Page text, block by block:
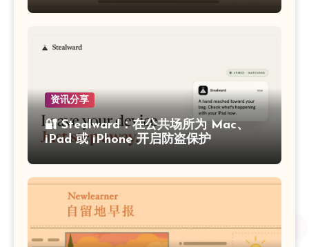
资讯分享
🔐 Stealward：在公共场所为 Mac、
iPad 或 iPhone 开启防盗保护